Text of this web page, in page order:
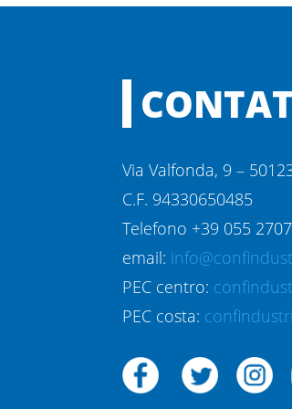
Via Valfonda, 9 –
C.F. 94330650485
Telefono +39 055
email:
PEC centro:
PEC costa: